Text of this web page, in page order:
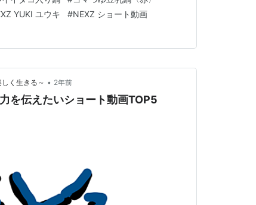
つゆ〈赤〉 鍋に、切った白菜、ほうれん草、
YUKI ユウキ #NEXZ ショート動画
く生きる～ • 2年前
を伝えたいショート動画TOP5